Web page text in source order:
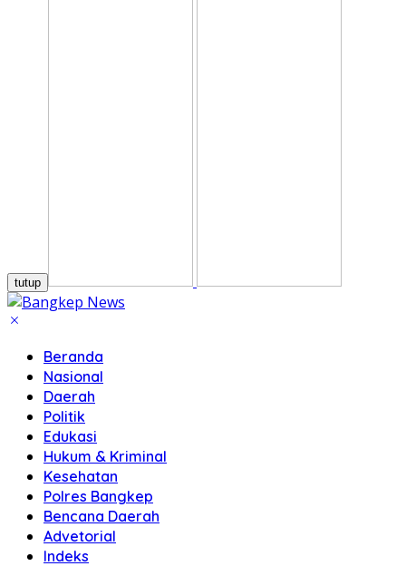
tutup
Beranda
Nasional
Daerah
Politik
Edukasi
Hukum & Kriminal
Kesehatan
Polres Bangkep
Bencana Daerah
Advetorial
Indeks